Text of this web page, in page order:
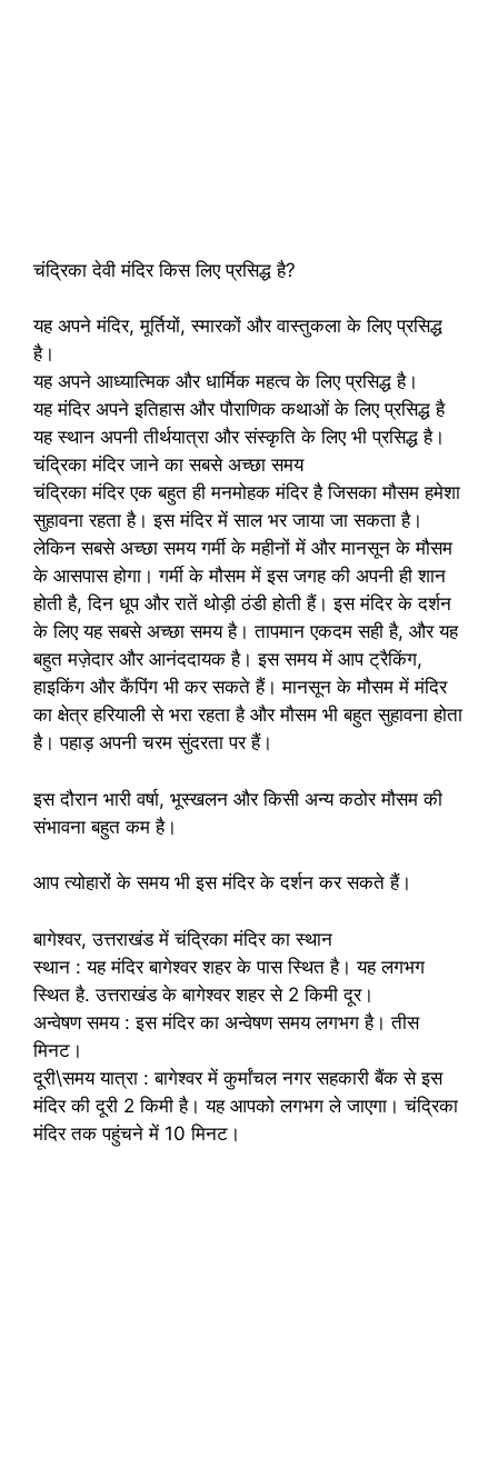
चंद्रिका देवी मंदिर किस लिए प्रसिद्ध है?
यह अपने मंदिर, मूर्तियों, स्मारकों और वास्तुकला के लिए प्रसिद्ध
है।
यह अपने आध्यात्मिक और धार्मिक महत्व के लिए प्रसिद्ध है।
यह मंदिर अपने इतिहास और पौराणिक कथाओं के लिए प्रसिद्ध है
यह स्थान अपनी तीर्थयात्रा और संस्कृति के लिए भी प्रसिद्ध है।
चंद्रिका मंदिर जाने का सबसे अच्छा समय
चंद्रिका मंदिर एक बहुत ही मनमोहक मंदिर है जिसका मौसम हमेशा
सुहावना रहता है। इस मंदिर में साल भर जाया जा सकता है।
लेकिन सबसे अच्छा समय गर्मी के महीनों में और मानसून के मौसम
के आसपास होगा। गर्मी के मौसम में इस जगह की अपनी ही शान
होती है, दिन धूप और रातें थोड़ी ठंडी होती हैं। इस मंदिर के दर्शन
के लिए यह सबसे अच्छा समय है। तापमान एकदम सही है, और यह
बहुत मज़ेदार और आनंददायक है। इस समय में आप ट्रैकिंग,
हाइकिंग और कैंपिंग भी कर सकते हैं। मानसून के मौसम में मंदिर
का क्षेत्र हरियाली से भरा रहता है और मौसम भी बहुत सुहावना होता
है। पहाड़ अपनी चरम सुंदरता पर हैं।
इस दौरान भारी वर्षा, भूस्खलन और किसी अन्य कठोर मौसम की
संभावना बहुत कम है।
आप त्योहारों के समय भी इस मंदिर के दर्शन कर सकते हैं।
बागेश्वर, उत्तराखंड में चंद्रिका मंदिर का स्थान
स्थान : यह मंदिर बागेश्वर शहर के पास स्थित है। यह लगभग
स्थित है. उत्तराखंड के बागेश्वर शहर से 2 किमी दूर।
अन्वेषण समय : इस मंदिर का अन्वेषण समय लगभग है। तीस
मिनट।
दूरी\समय यात्रा : बागेश्वर में कुर्मांचल नगर सहकारी बैंक से इस
मंदिर की दूरी 2 किमी है। यह आपको लगभग ले जाएगा। चंद्रिका
मंदिर तक पहुंचने में 10 मिनट।